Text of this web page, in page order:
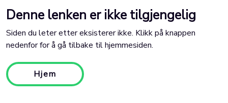
Denne lenken er ikke tilgjengelig
Siden du leter etter eksisterer ikke. Klikk på knappen
nedenfor for å gå tilbake til hjemmesiden.
Hjem